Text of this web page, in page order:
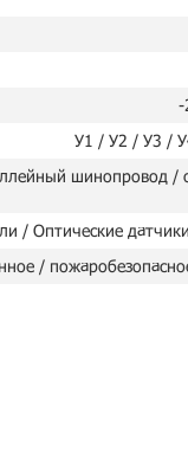
-
У1 / У2 / У3 /
шинопровод /
/ Оптические
/